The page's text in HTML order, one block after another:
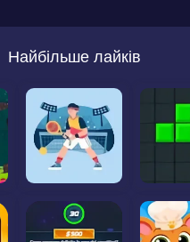
Найбільше лайків